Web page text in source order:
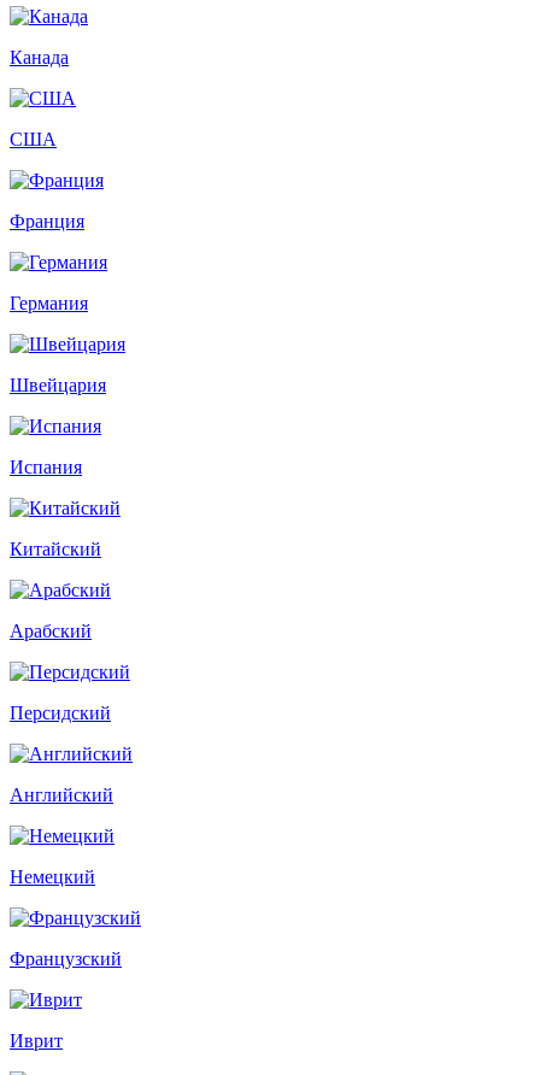
Канада
США
Франция
Германия
Швейцария
Испания
Китайский
Арабский
Персидский
Английский
Немецкий
Французский
Иврит